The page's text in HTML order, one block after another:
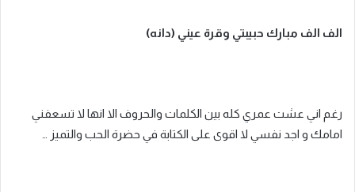
الف الف مبارك حبيبتي وقرة عيني (دانه)
رغم اني عشت عمري كله بين الكلمات والحروف الا انها لا تسعفني
امامك و اجد نفسي لا اقوى على الكتابة في حضرة الحب والتميز …